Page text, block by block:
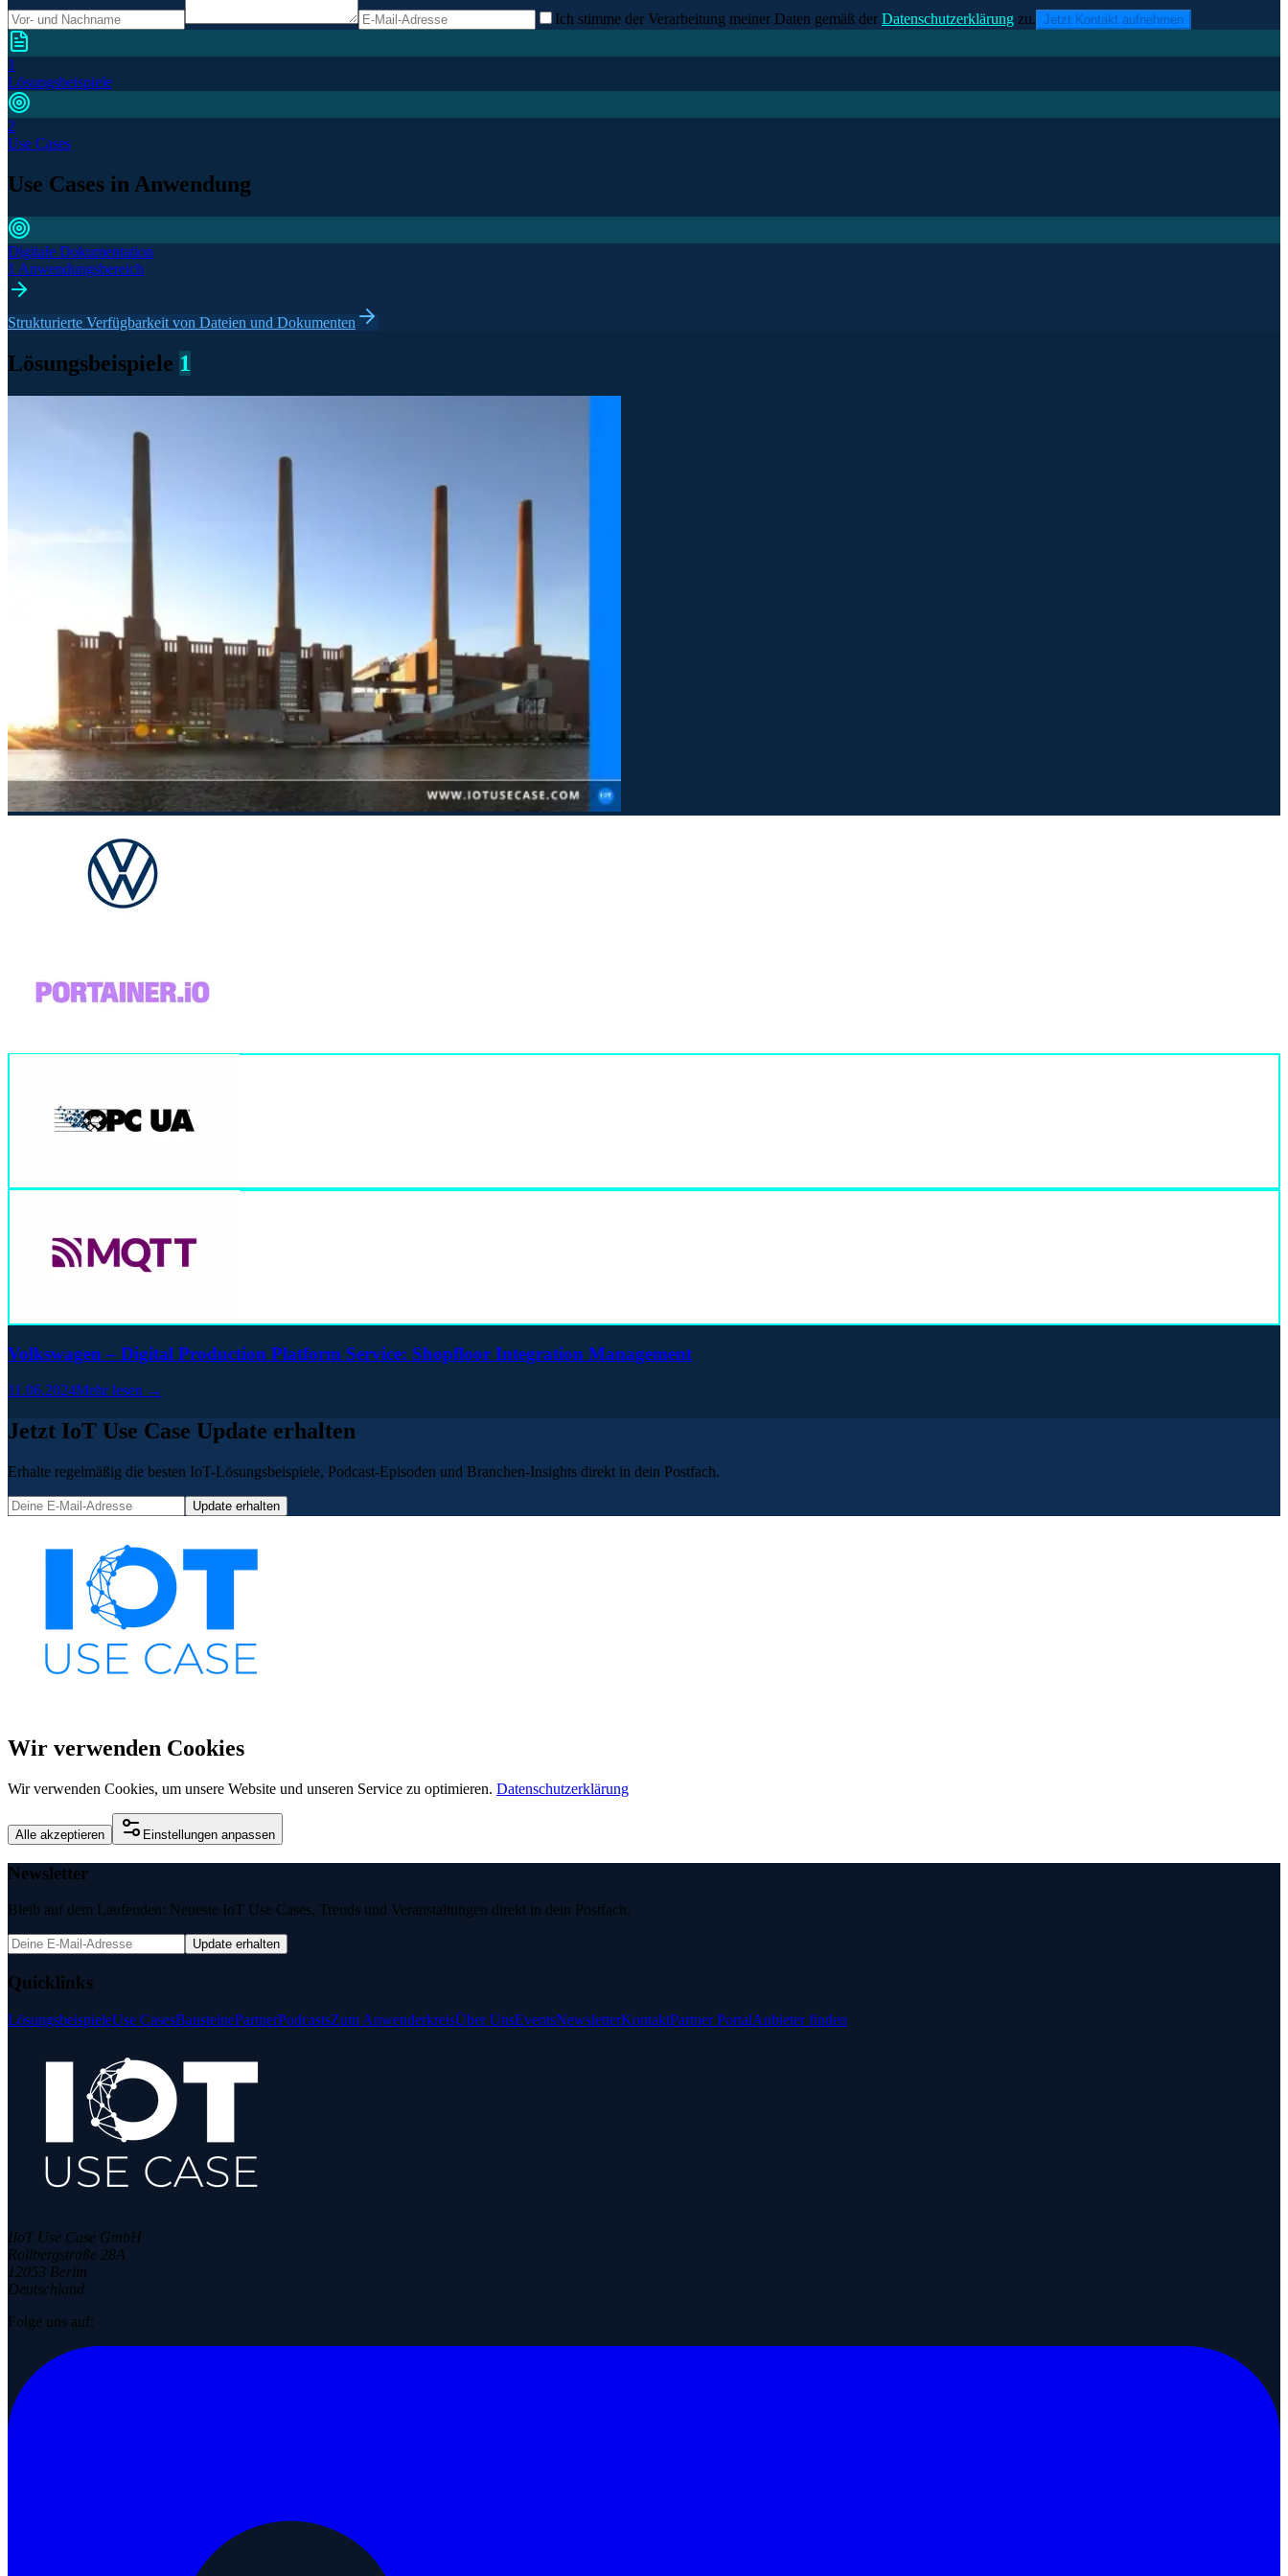
Ich stimme der Verarbeitung meiner Daten gemäß der Datenschutzerklärung zu. Jetzt Kontakt aufnehmen
1
Lösungsbeispiele
2
Use Cases
Use Cases in Anwendung
Digitale Dokumentation
1 Anwendungsbereich
Strukturierte Verfügbarkeit von Dateien und Dokumenten
Lösungsbeispiele 1
Volkswagen – Digital Production Platform Service: Shopfloor Integration Management
11.06.2024Mehr lesen →
Jetzt IoT Use Case Update erhalten
Erhalte regelmäßig die besten IoT-Lösungsbeispiele, Podcast-Episoden und Branchen-Insights direkt in dein Postfach.
Update erhalten
Wir verwenden Cookies
Wir verwenden Cookies, um unsere Website und unseren Service zu optimieren. Datenschutzerklärung
Alle akzeptieren Einstellungen anpassen
Newsletter
Bleib auf dem Laufenden: Neueste IoT Use Cases, Trends und Veranstaltungen direkt in dein Postfach.
Update erhalten
Quicklinks
LösungsbeispieleUse CasesBausteinePartnerPodcastsZum AnwenderkreisÜber UnsEventsNewsletterKontaktPartner PortalAnbieter finden
IIoT Use Case GmbH
Rollbergstraße 28A
12053 Berlin
Deutschland
Folge uns auf: